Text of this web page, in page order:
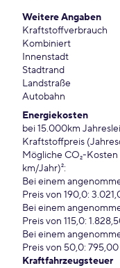
Weitere Angaben
Kraftstoffverbrauch
Kombiniert
Innenstadt
Stadtrand
Landstraße
Autobahn
Energiekosten
bei 15.000km
Kraftstoffpreis
Mögliche CO₂-
km/Jahr)²:
Bei einem
Preis von 190,0:
Bei einem
Preis von 115,0:
Bei einem
Preis von 50,0:
Kraftfahrzeugsteuer